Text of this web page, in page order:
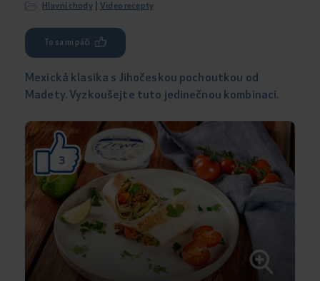
Hlavní chody|Video recepty
To sa mi páči
Mexická klasika s Jihočeskou pochoutkou od
Madety. Vyzkoušejte tuto jedinečnou kombinaci.
3